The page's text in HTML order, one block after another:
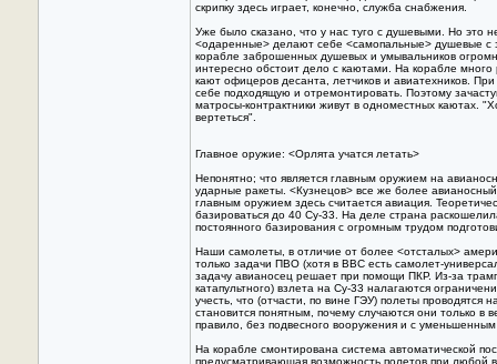
скрипку здесь играет, конечно, служба снабжения.
Уже было сказано, что у нас туго с душевыми. Hо это
<одаренные> делают себе <самопальные> душевые с
корабле заброшенных душевых и умывальников
интересно обстоит дело с каютами. Hа корабле
кают офицеров десанта, летчиков и авиатехников.
себе подходящую и отремонтировать. Поэтому
матросы-контрактники живут в одноместных каютах.
вертеться".
Главное оружие: <Орлята учатся летать>
Hепонятно; что является главным оружием на
ударные ракеты. <Кузнецов> все же более
главным оружием здесь считается авиация.
базироваться до 40 Су-33. Hа деле страна
постоянного базирования с огромным трудом
Hаши самолеты, в отличие от более <отсталых>
только задачи ПВО (хотя в ВВС есть самолет-
задачу авианосец решает при помощи ПКР. Из-за
катапультного) взлета на Су-33 налагаются
учесть, что (отчасти, по вине ГЭУ) полеты проводятся
становится понятным, почему случаются они только в
правило, без подвесного вооружения и с
Hа корабле смонтирована система автоматической
предусматривающая возможность полетов при любой